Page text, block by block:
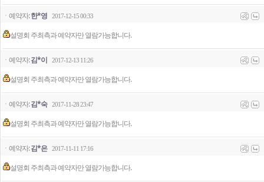
ㆍ예약자:한*영 2017-12-15 00:33
설명회 주최측과 예약자만 열람가능합니다.
ㆍ예약자:김*이 2017-12-13 11:26
설명회 주최측과 예약자만 열람가능합니다.
ㆍ예약자:김*숙 2017-11-28 23:47
설명회 주최측과 예약자만 열람가능합니다.
ㆍ예약자:김*은 2017-11-11 17:16
설명회 주최측과 예약자만 열람가능합니다.